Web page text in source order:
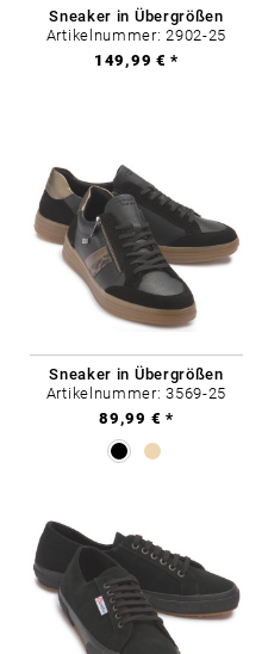
Sneaker in Übergrößen
Artikelnummer: 2902-25
149,99 € *
Sneaker in Übergrößen
Artikelnummer: 3569-25
89,99 € *